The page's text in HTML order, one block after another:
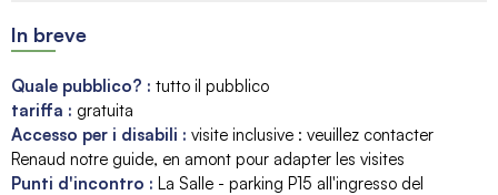
In breve
Quale pubblico? : tutto il pubblico
tariffa : gratuita
Accesso per i disabili : visite inclusive : veuillez contacter
Renaud notre guide, en amont pour adapter les visites
Punti d'incontro : La Salle - parking P15 all'ingresso del